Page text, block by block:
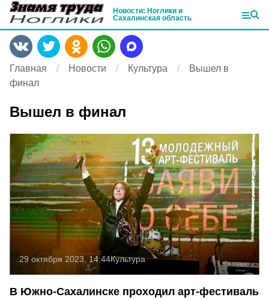
Новости: Ноглики и
Сахалинская область
Главная Новости Культура
Вышел в
финал
Вышел в финал
29 октября 2023, 14:44Культура
В Южно-Сахалинске проходил арт-фестиваль